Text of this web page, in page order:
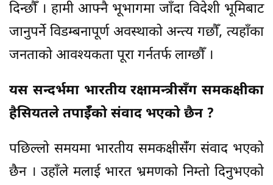
दिन्छौँ । हामी आफ्नै भूभागमा जाँदा विदेशी भूमिबाट
जानुपर्ने विडम्बनापूर्ण अवस्थाको अन्त्य गछौँ, त्यहाँका
जनताको आवश्यकता पूरा गर्नतर्फ लाग्छौँ ।
यस सन्दर्भमा भारतीय रक्षामन्त्रीसँग समकक्षीका
हैसियतले तपाईँको संवाद भएको छैन ?
पछिल्लो समयमा भारतीय समकक्षीसंँग संवाद भएको
छैन । उहाँले मलाई भारत भ्रमणको निम्तो दिनुभएको